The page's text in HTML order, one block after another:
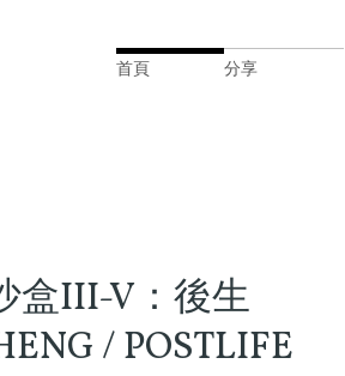
首頁 分享
盒III-V：後生
/ POSTLIFE